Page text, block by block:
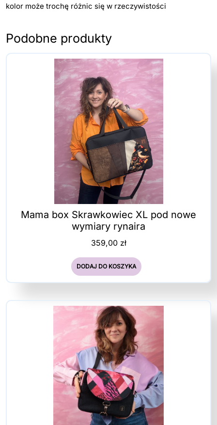
kolor może trochę różnic się w rzeczywistości
Podobne produkty
Mama box Skrawkowiec XL pod nowe
wymiary rynaira
359,00 zł
DODAJ DO KOSZYKA